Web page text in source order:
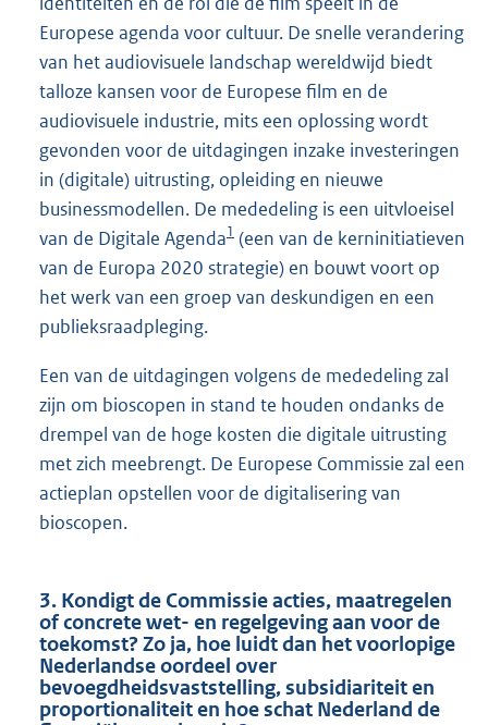
Europese agenda voor cultuur. De snelle verandering
van het audiovisuele landschap wereldwijd biedt
talloze kansen voor de Europese film en de
audiovisuele industrie, mits een oplossing wordt
gevonden voor de uitdagingen inzake investeringen
in (digitale) uitrusting, opleiding en nieuwe
businessmodellen. De mededeling is een uitvloeisel
van de Digitale Agenda1 (een van de kerninitiatieven
van de Europa 2020 strategie) en bouwt voort op
het werk van een groep van deskundigen en een
publieksraadpleging.
Een van de uitdagingen volgens de mededeling zal
zijn om bioscopen in stand te houden ondanks de
drempel van de hoge kosten die digitale uitrusting
met zich meebrengt. De Europese Commissie zal een
actieplan opstellen voor de digitalisering van
bioscopen.
3. Kondigt de Commissie acties, maatregelen
of concrete wet- en regelgeving aan voor de
toekomst? Zo ja, hoe luidt dan het voorlopige
Nederlandse oordeel over
bevoegdheidsvaststelling, subsidiariteit en
proportionaliteit en hoe schat Nederland de